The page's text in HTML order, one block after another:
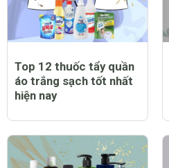
Top 12 thuốc tẩy quần
áo trắng sạch tốt nhất
hiện nay